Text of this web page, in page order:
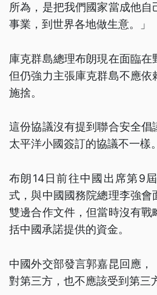
所為，是把我們國家當成他自
事業，到世界各地做生意。」
庫克群島總理布朗現在面臨在
但仍強力主張庫克群島不應依
施捨。
這份協議沒有提到聯合安全
太平洋小國簽訂的協議不一樣。
布朗14日前往中國出席第9
式，與中國國務院總理李強
雙邊合作文件，但當時沒有
括中國承諾提供的資金。
中國外交部發言郭嘉昆回應
對第三方，也不應該受到第三